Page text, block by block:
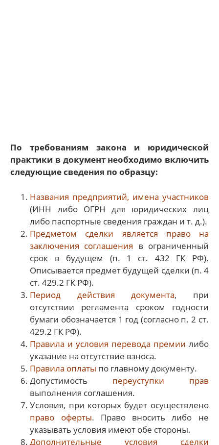
По требованиям закона и юридической
практики в документ необходимо включить
следующие сведения по образцу:
Названия предприятий, имена участников
(ИНН либо ОГРН для юридических лиц
либо паспортные сведения граждан и т. д.).
Предметом сделки является право на
заключения соглашения в ограниченный
срок в будущем (п. 1 ст. 432 ГК РФ).
Описывается предмет будущей сделки (п. 4
ст. 429.2 ГК РФ).
Период действия документа, при
отсутствии регламента сроком годности
бумаги обозначается 1 год (согласно п. 2 ст.
429.2 ГК РФ).
Правила и условия перевода премии либо
указание на отсутствие взноса.
Правила оплаты по главному документу.
Допустимость переуступки прав
выполнения соглашения.
Условия, при которых будет осуществлено
право оферты. Право вносить либо не
указывать условия имеют обе стороны.
Дополнительные условия сделки